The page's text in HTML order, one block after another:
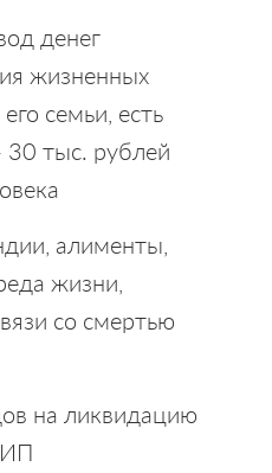
денег
жизненных
семьи, есть
30 тыс. рублей
алименты,
жизни,
со смертью
на ликвидацию